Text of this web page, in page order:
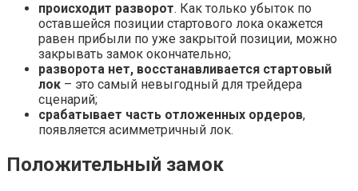
происходит разворот. Как только убыток по
оставшейся позиции стартового лока окажется
равен прибыли по уже закрытой позиции, можно
закрывать замок окончательно;
разворота нет, восстанавливается стартовый
лок – это самый невыгодный для трейдера
сценарий;
срабатывает часть отложенных ордеров,
появляется асимметричный лок.
Положительный замок